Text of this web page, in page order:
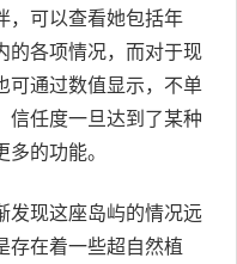
，可以查看她包括年
的各项情况，而对于现
可通过数值显示，不单
信任度一旦达到了某种
的功能。
发现这座岛屿的情况远
存在着一些超自然植